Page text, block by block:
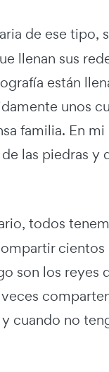
de ese tipo,
llenan sus
están
unos
familia. En mi
las piedras y
todos
cientos
son los reyes
cuando no